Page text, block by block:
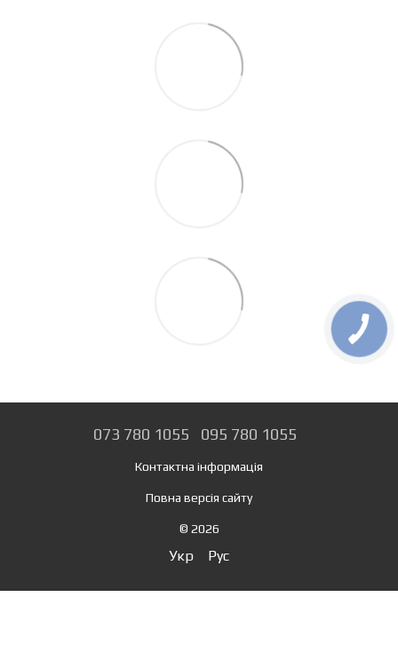
073 780 1055 095 780 1055
Контактна інформація
Повна версія сайту
© 2026
Укр Рус